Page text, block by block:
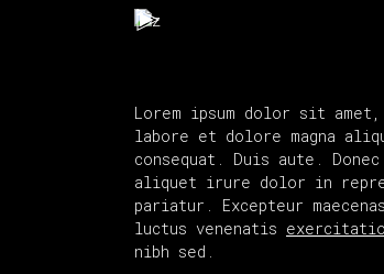
Lorem ipsum dolor sit
labore et dolore magna
consequat. Duis aute.
aliquet irure dolor in
pariatur. Excepteur
luctus venenatis
nibh sed.